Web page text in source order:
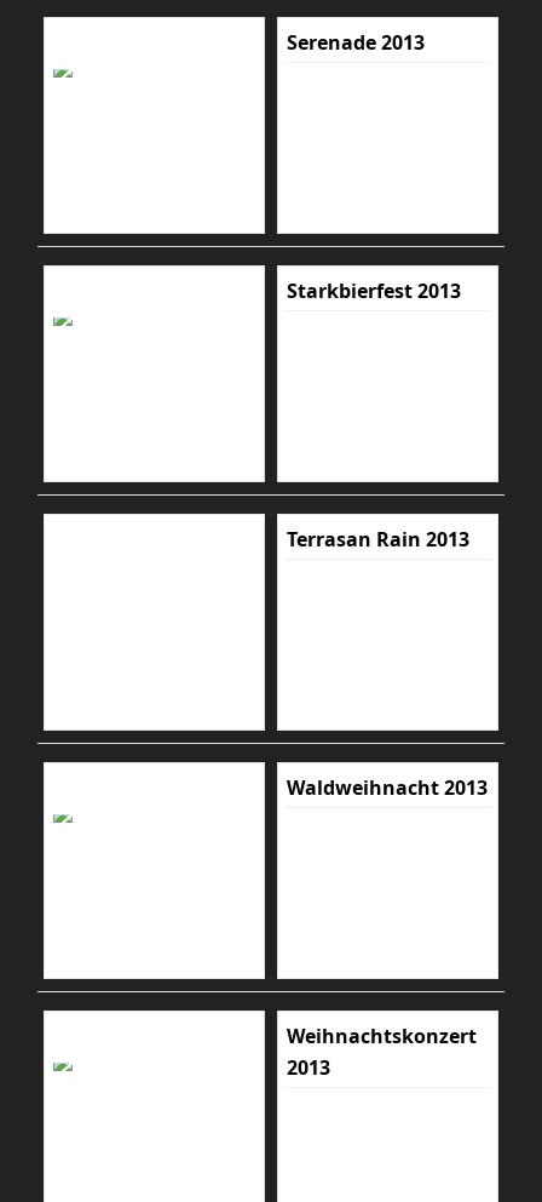
Serenade 2013
Starkbierfest 2013
Terrasan Rain 2013
Waldweihnacht 2013
Weihnachtskonzert
2013